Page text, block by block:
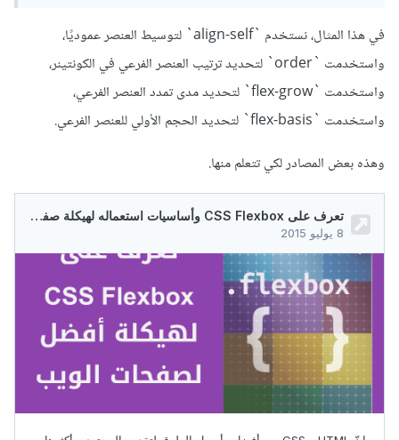
في هذا المثال، نستخدم `align-self` لتوسيط العنصر عموديًا،
واستخدمت `order` لتحديد ترتيب العنصر الفرعي في الكونتينر،
واستخدمت `flex-grow` لتحديد مدى تمدد العنصر الفرعي،
واستخدمت `flex-basis` لتحديد الحجم الأولي للعنصر الفرعي.
وهذه بعض المصادر لكي تتعلم منها.